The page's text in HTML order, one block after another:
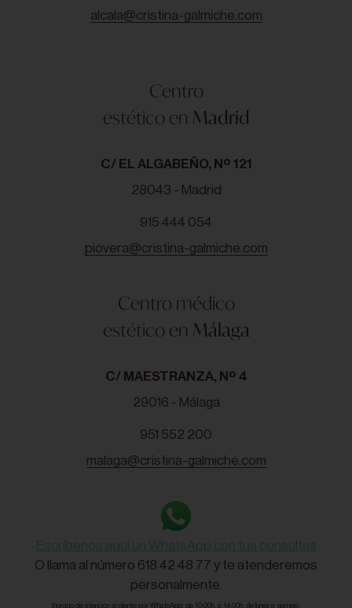
alcala@cristina-galmiche.com
Centro
estético en Madrid
C/ EL ALGABEÑO, Nº 121
28043 - Madrid
915 444 054
piovera@cristina-galmiche.com
Centro médico
estético en Málaga
C/ MAESTRANZA, Nº 4
29016 - Málaga
951 552 200
malaga@cristina-galmiche.com
Escríbenos aquí un WhatsApp con tus consultas
O llama al número 618 42 48 77 y te atenderemos
personalmente.
(horario de atención al cliente por WhatsApp: de 10:00h. a 14:00h. de lunes a viernes).